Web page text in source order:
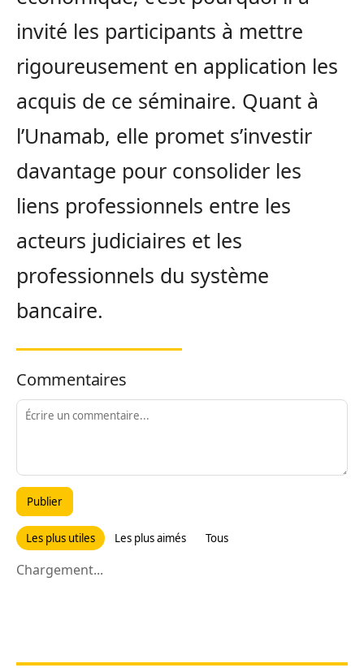
invité les participants à mettre
rigoureusement en application les
acquis de ce séminaire. Quant à
l’Unamab, elle promet s’investir
davantage pour consolider les
liens professionnels entre les
acteurs judiciaires et les
professionnels du système
bancaire.
Commentaires
Publier
Les plus utiles Les plus aimés Tous
Chargement...